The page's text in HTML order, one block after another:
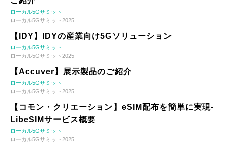
ローカル5Gサミット
ローカル5Gサミット2025
【IDY】IDYの産業向け5Gソリューション
ローカル5Gサミット
ローカル5Gサミット2025
【Accuver】展示製品のご紹介
ローカル5Gサミット
ローカル5Gサミット2025
【コモン・クリエーション】eSIM配布を簡単に実現-
LibeSIMサービス概要
ローカル5Gサミット
ローカル5Gサミット2025